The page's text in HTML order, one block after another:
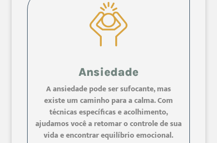
Ansiedade
A ansiedade pode ser sufocante, mas
existe um caminho para a calma. Com
técnicas específicas e acolhimento,
ajudamos você a retomar o controle de sua
vida e encontrar equilíbrio emocional.